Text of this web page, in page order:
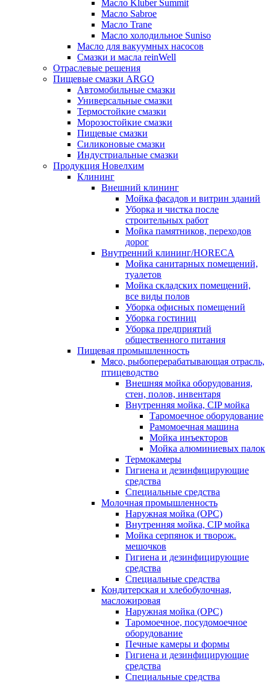
Масло Kluber Summit
Масло Sabroe
Масло Trane
Масло холодильное Suniso
Масло для вакуумных насосов
Смазки и масла reinWell
Отраслевые решения
Пищевые смазки ARGO
Автомобильные смазки
Универсальные смазки
Термостойкие смазки
Морозостойкие смазки
Пищевые смазки
Силиконовые смазки
Индустриальные смазки
Продукция Новелхим
Клининг
Внешний клининг
Мойка фасадов и витрин зданий
Уборка и чистка после
строительных работ
Мойка памятников, переходов
дорог
Внутренний клининг/HORECA
Мойка санитарных помещений,
туалетов
Мойка складских помещений,
все виды полов
Уборка офисных помещений
Уборка гостиниц
Уборка предприятий
общественного питания
Пищевая промышленность
Мясо, рыбоперерабатывающая отрасль,
птицеводство
Внешняя мойка оборудования,
стен, полов, инвентаря
Внутренняя мойка, CIP мойка
Таромоечное оборудование
Рамомоечная машина
Мойка инъекторов
Мойка алюминиевых палок
Термокамеры
Гигиена и дезинфицирующие
средства
Специальные средства
Молочная промышленность
Наружная мойка (ОРС)
Внутренняя мойка, CIP мойка
Мойка серпянок и творож.
мешочков
Гигиена и дезинфицирующие
средства
Специальные средства
Кондитерская и хлебобулочная,
масложировая
Наружная мойка (ОРС)
Таромоечное, посудомоечное
оборудование
Печные камеры и формы
Гигиена и дезинфицирующие
средства
Специальные средства